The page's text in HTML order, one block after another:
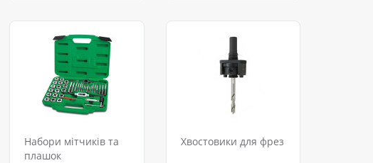
Набори мітчиків та
плашок
Хвостовики для фрез